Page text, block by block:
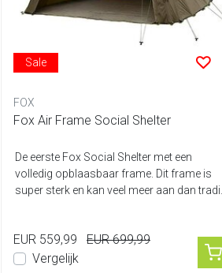
Sale
FOX
Fox Air Frame Social Shelter
De eerste Fox Social Shelter met een
volledig opblaasbaar frame. Dit frame is
super sterk en kan veel meer aan dan tradi...
EUR 559,99
EUR 699,99
Vergelijk